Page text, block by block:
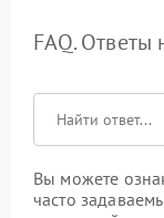
FAQ.
Вы можете
часто